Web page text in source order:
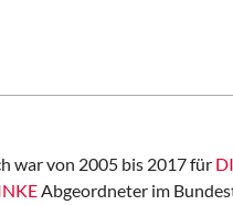
war von 2005 bis 2017 für
Abgeordneter im